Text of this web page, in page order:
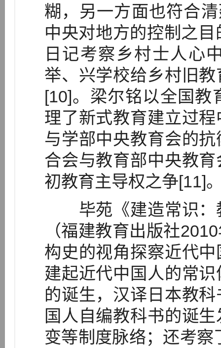
糊，另一方面也符合
中央对地方的控制之
日记考察乡村士人心
举、兴学校给乡村旧
[10]。梁尔铭以全国教
理了新式教育建立过
与学部中央教育会的
合会与教育部中央教
初教育主导权之争[11]
毕苑《建造常识：
（福建教育出版社
构史的视角探察近代
建起近代中国人的常
的诞生，汉译日本教
国人自编教科书的诞
变等制度脉络；还考察